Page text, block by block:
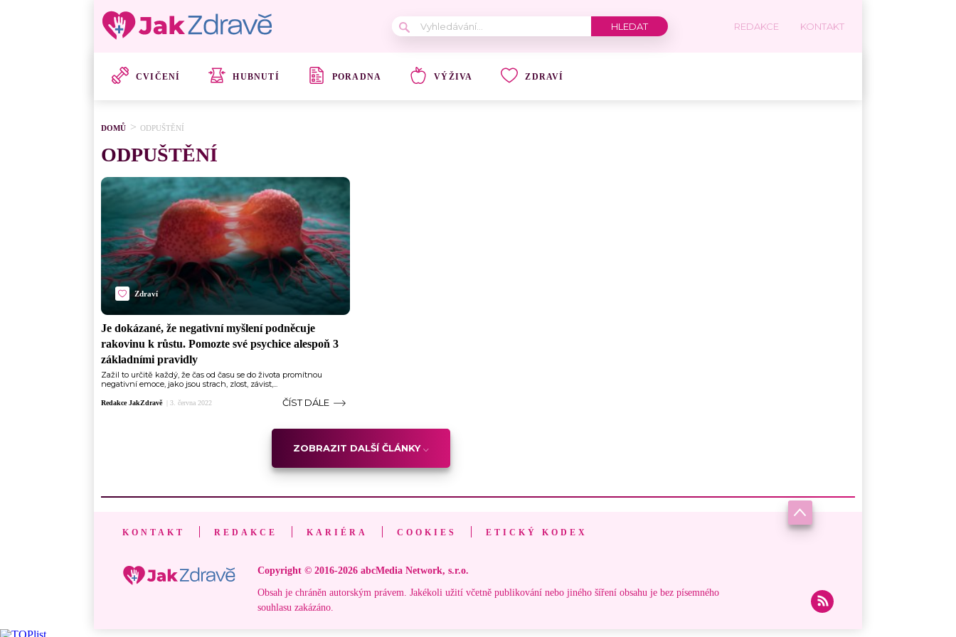
REDAKCE KONTAKT
CVIČENÍ HUBNUTÍ PORADNA VÝŽIVA ZDRAVÍ
DOMŮ ODPUŠTĚNÍ
ODPUŠTĚNÍ
Zdraví
Je dokázané, že negativní myšlení podněcuje
rakovinu k růstu. Pomozte své psychice alespoň 3
základními pravidly
Zažil to určitě každý, že čas od času se do života promítnou
negativní emoce, jako jsou strach, zlost, závist,...
Redakce JakZdravě 3. června 2022 ČÍST DÁLE
ZOBRAZIT DALŠÍ ČLÁNKY
KONTAKT REDAKCE KARIÉRA COOKIES ETICKÝ KODEX
Copyright © 2016-2026 abcMedia Network, s.r.o.
Obsah je chráněn autorským právem. Jakékoli užití včetně publikování nebo jiného šíření obsahu je bez písemného
souhlasu zakázáno.